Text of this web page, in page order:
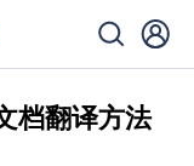
档翻译方法